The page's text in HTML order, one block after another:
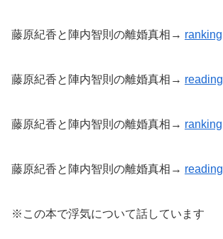
藤原紀香と陣内智則の離婚真相→ ranking
藤原紀香と陣内智則の離婚真相→ reading
藤原紀香と陣内智則の離婚真相→ ranking
藤原紀香と陣内智則の離婚真相→ reading
※この本で浮気について話しています